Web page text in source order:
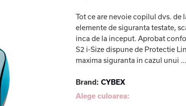
Tot ce are nevoie copilul dvs. de
elemente de siguranta testate,
inca de la inceput. Aprobat
S2 i-Size dispune de Protectie
maxima siguranta in cazul unui ...
Brand: CYBEX
Alege culoarea: